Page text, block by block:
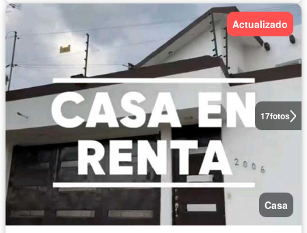
17fotos
Actualizado
Casa